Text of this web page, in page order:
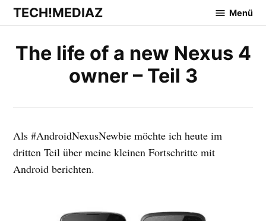
Zum
Inhalt
TECH!MEDIAZ Menü
The life of a new Nexus 4
owner – Teil 3
Als #AndroidNexusNewbie möchte ich heute im
dritten Teil über meine kleinen Fortschritte mit
Android berichten.